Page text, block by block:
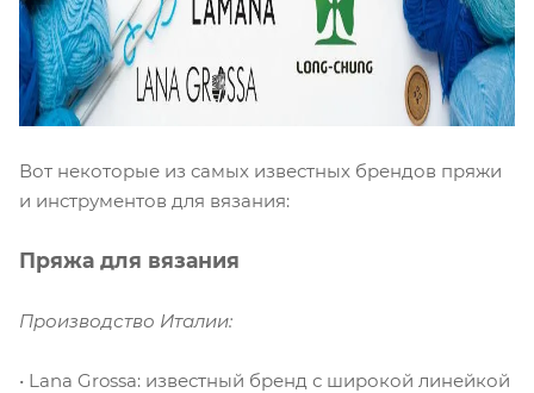
Вот некоторые из самых известных брендов пряжи
и инструментов для вязания:
Пряжа для вязания
Производство Италии:
• Lana Grossa: известный бренд с широкой линейкой